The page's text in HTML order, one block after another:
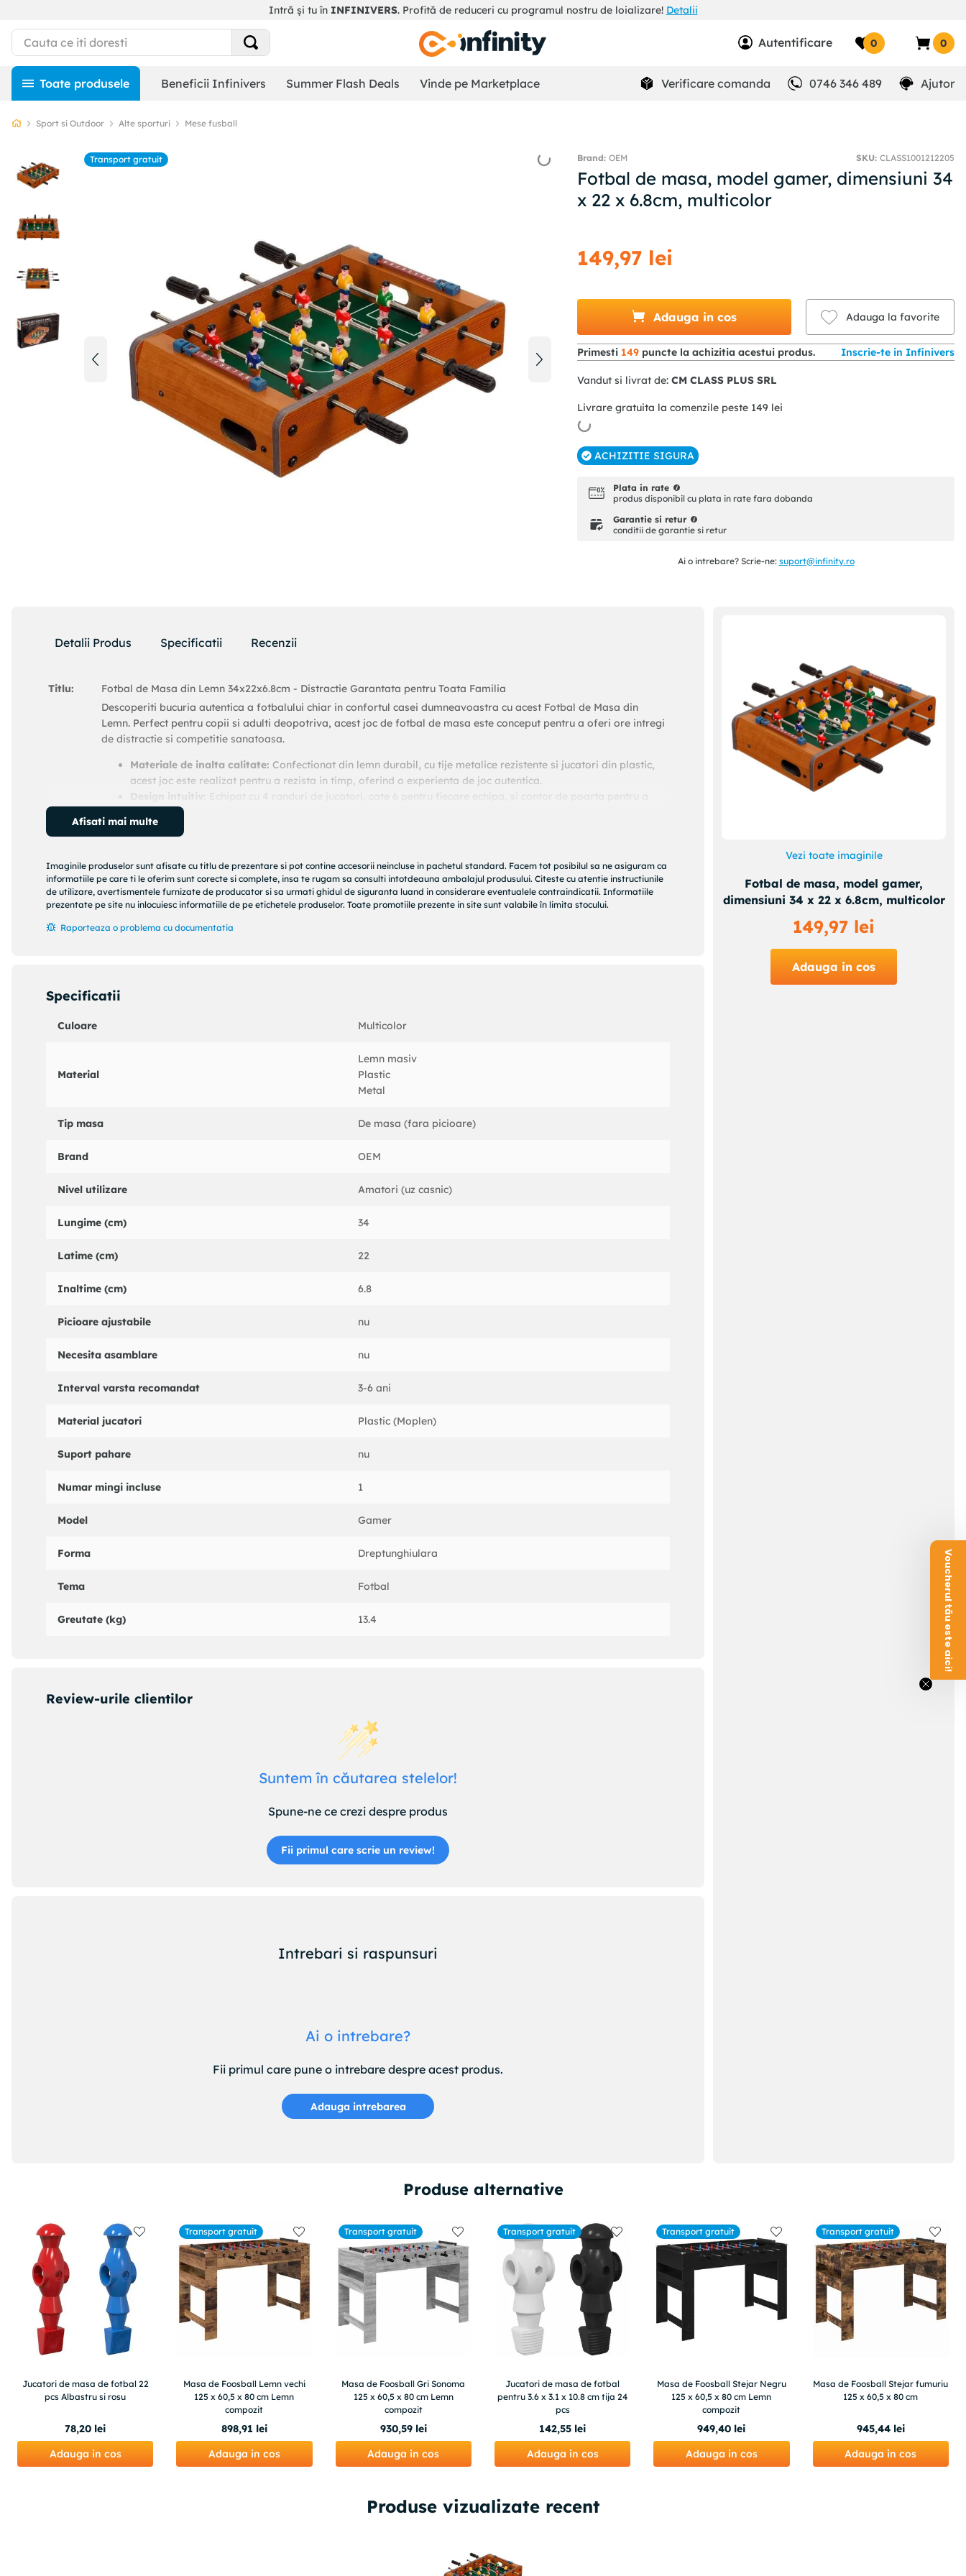
Intră și tu în INFINIVERS. Profită de reduceri cu programul nostru de loializare! Detalii
Autentificare 0 0
Beneficii Infinivers Summer Flash Deals Vinde pe Marketplace Verificare comanda 0746 346 489 Ajutor
Sport si Outdoor Alte sporturi Mese fusball
Transport gratuit OEM SKU: CLASS1001212205
Fotbal de masa, model gamer, dimensiuni 34
x 22 x 6.8cm, multicolor
149,97 lei
Adauga in cos Adauga la favorite
Primesti 149 puncte la achizitia acestui produs. Inscrie-te in Infinivers
Vandut si livrat de: CM CLASS PLUS SRL
Livrare gratuita la comenzile peste 149 lei
ACHIZITIE SIGURA
Plata in rate
produs disponibil cu plata in rate fara dobanda
Garantie si retur
conditii de garantie si retur
Ai o intrebare? Scrie-ne: suport@infinity.ro
Detalii Produs Specificatii Recenzii
Titlu: Fotbal de Masa din Lemn 34x22x6.8cm - Distractie Garantata pentru Toata Familia
Descriere:
Descoperiti bucuria autentica a fotbalului chiar in confortul casei dumneavoastra cu acest Fotbal de Masa din
Lemn. Perfect pentru copii si adulti deopotriva, acest joc de fotbal de masa este conceput pentru a oferi ore intregi
de distractie si competitie sanatoasa.
Materiale de inalta calitate: Confectionat din lemn durabil, cu tije metalice rezistente si jucatori din plastic,
acest joc este realizat pentru a rezista in timp, oferind o experienta de joc autentica.
Design intuitiv:
Echipat cu 4 randuri de jucatori, cate 6 pentru fiecare echipa, si contor de poarta pentru a
tine evidenta scorului, acest fotbal de masa transforma fiecare meci intr-o adevarata provocare.
Sigur si educativ:
din cauza pieselor mici care pot fi inghitite.
Dimensionare ideala:Cu dimensiunile de 34x22x6.8 cm, acest fotbal de masa este suficient de compact
pentru a se potrivi in orice spatiu interior, fara a compromite jocul.
Portabilitate si usurinta in utilizare:Avand o greutate de doar 13.4 kg cu ambalaj, este usor de transportat
si de depozitat, fiind gata oricand pentru un meci rapid.
Afisati mai multe
Imaginile produselor sunt afisate cu titlu de prezentare si pot contine accesorii neincluse in pachetul standard. Facem tot posibilul sa ne asiguram ca
informatiile pe care ti le oferim sunt corecte si complete, insa te rugam sa consulti intotdeauna ambalajul produsului. Citeste cu atentie instructiunile
de utilizare, avertismentele furnizate de producator si sa urmati ghidul de siguranta luand in considerare eventualele contraindicatii. Informatiile
prezentate pe site nu inlocuiesc informatiile de pe etichetele produselor. Toate promotiile prezente in site sunt valabile în limita stocului.
Raporteaza o problema cu documentatia
Specificatii
Culoare Multicolor
Material
Lemn masiv
Plastic
Metal
Tip masa De masa (fara picioare)
Brand OEM
Nivel utilizare Amatori (uz casnic)
Lungime (cm) 34
Latime (cm) 22
Inaltime (cm) 6.8
Picioare ajustabile nu
Necesita asamblare nu
Interval varsta recomandat 3-6 ani
Material jucatori Plastic (Moplen)
Suport pahare nu
Numar mingi incluse 1
Model Gamer
Forma Dreptunghiulara
Tema Fotbal
Greutate (kg) 13.4
Review-urile clientilor
Suntem în căutarea stelelor!
Spune-ne ce crezi despre produs
Fii primul care scrie un review!
Intrebari si raspunsuri
Ai o intrebare?
Fii primul care pune o intrebare despre acest produs.
Adauga intrebarea
Vezi toate imaginile
Fotbal de masa, model gamer,
dimensiuni 34 x 22 x 6.8cm, multicolor
149,97 lei
Adauga in cos
Produse alternative
Jucatori de masa de fotbal 22
pcs Albastru si rosu
78,20 lei
Adauga in cos
Transport gratuit
Masa de Foosball Lemn vechi
125 x 60,5 x 80 cm Lemn
compozit
898,91 lei
Adauga in cos
Transport gratuit
Masa de Foosball Gri Sonoma
125 x 60,5 x 80 cm Lemn
compozit
930,59 lei
Adauga in cos
Transport gratuit
Jucatori de masa de fotbal
pentru 3.6 x 3.1 x 10.8 cm tija 24
pcs
142,55 lei
Adauga in cos
Transport gratuit
Masa de Foosball Stejar Negru
125 x 60,5 x 80 cm Lemn
compozit
949,40 lei
Adauga in cos
Transport gratuit
Masa de Foosball Stejar fumuriu
125 x 60,5 x 80 cm
945,44 lei
Adauga in cos
Produse vizualizate recent
Voucherul tău este aici!